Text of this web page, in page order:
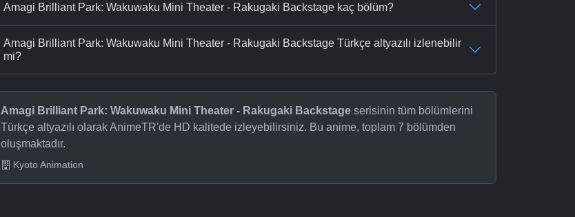
Amagi Brilliant Park: Wakuwaku Mini Theater - Rakugaki Backstage kaç bölüm?
Amagi Brilliant Park: Wakuwaku Mini Theater - Rakugaki Backstage Türkçe altyazılı izlenebilir
mi?
Amagi Brilliant Park: Wakuwaku Mini Theater - Rakugaki Backstage serisinin tüm bölümlerini
Türkçe altyazılı olarak AnimeTR'de HD kalitede izleyebilirsiniz. Bu anime, toplam 7 bölümden
oluşmaktadır.
Kyoto Animation